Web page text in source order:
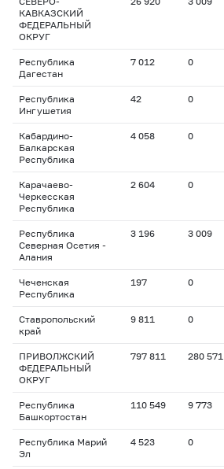
КАВКАЗСКИЙ
ФЕДЕРАЛЬНЫЙ
ОКРУГ
Республика
Дагестан
7 012 0
Республика
Ингушетия
42 0
Кабардино-
Балкарская
Республика
4 058 0
Карачаево-
Черкесская
Республика
2 604 0
Республика
Северная Осетия -
Алания
3 196 3 009
Чеченская
Республика
197 0
Ставропольский
край
9 811 0
ПРИВОЛЖСКИЙ
ФЕДЕРАЛЬНЫЙ
ОКРУГ
797 811 280 571
Республика
Башкортостан
110 549 9 773
Республика Марий
Эл
4 523 0